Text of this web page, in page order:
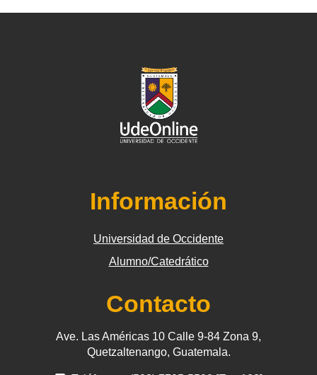
Información
Universidad de Occidente
Alumno/Catedrático
Contacto
Ave. Las Américas 10 Calle 9-84 Zona 9,
Quetzaltenango, Guatemala.